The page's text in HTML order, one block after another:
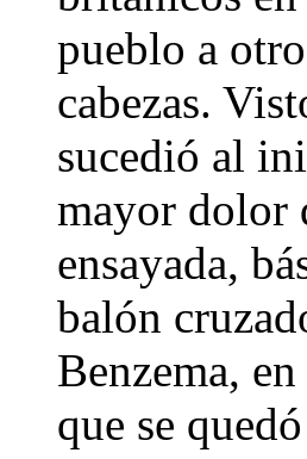
pueblo a
cabezas.
sucedió al
mayor dolor
ensayada,
balón
Benzema,
que se